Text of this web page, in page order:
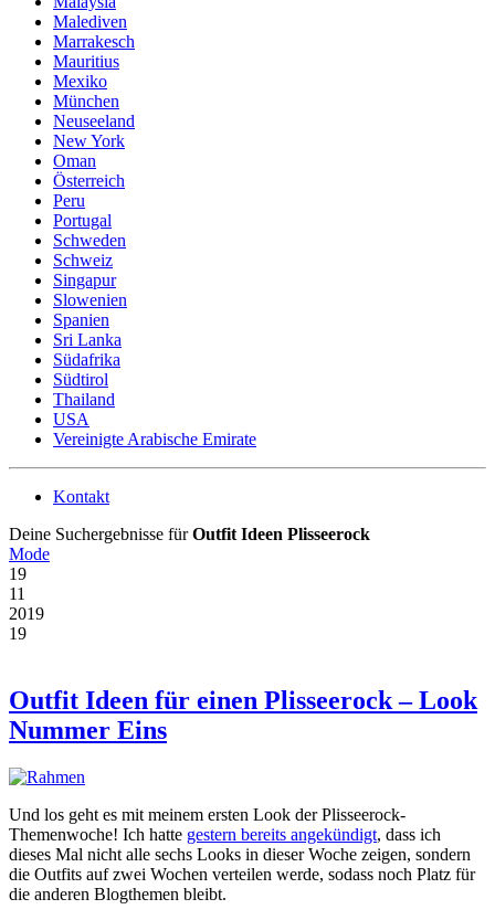
Malediven
Marrakesch
Mauritius
Mexiko
München
Neuseeland
New York
Oman
Österreich
Peru
Portugal
Schweden
Schweiz
Singapur
Slowenien
Spanien
Sri Lanka
Südafrika
Südtirol
Thailand
USA
Vereinigte Arabische Emirate
Kontakt
Deine Suchergebnisse fürOutfit Ideen Plisseerock
Mode
19
11
2019
19
Outfit Ideen für einen Plisseerock – Look
Nummer Eins
Und los geht es mit meinem ersten Look der Plisseerock-
Themenwoche! Ich hatte gestern bereits angekündigt, dass ich
dieses Mal nicht alle sechs Looks in dieser Woche zeigen, sondern
die Outfits auf zwei Wochen verteilen werde, sodass noch Platz für
die anderen Blogthemen bleibt.